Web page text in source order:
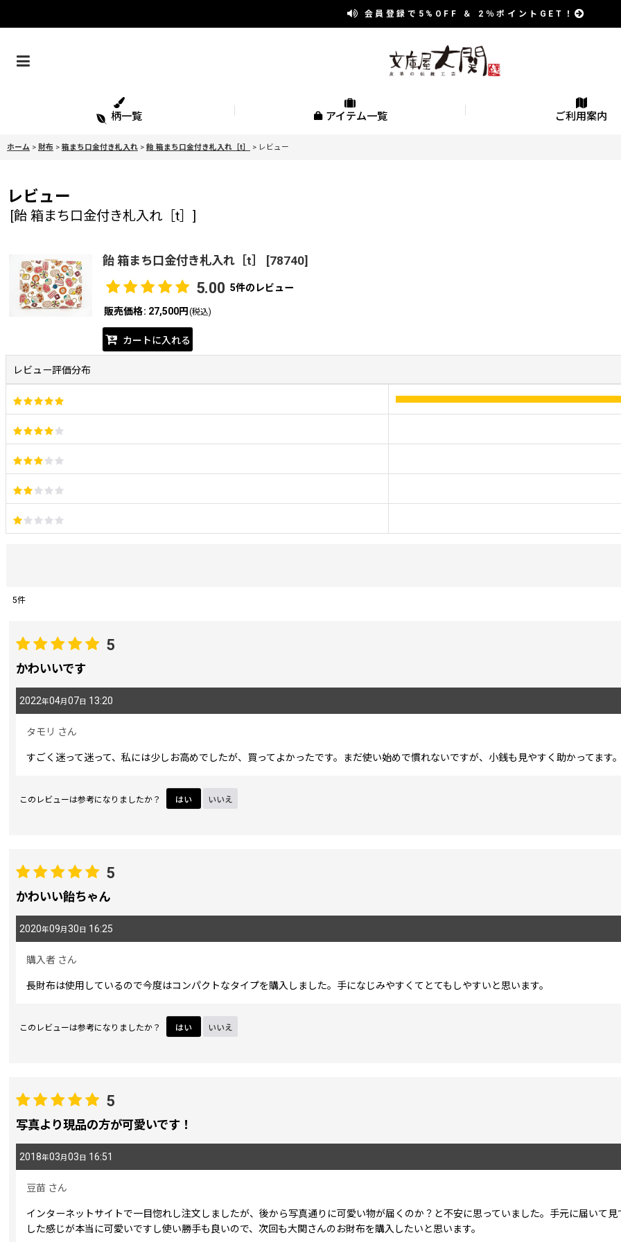
会員登録で 5%OFF ＆ 2％ポイントGET！
柄一覧 アイテム一覧 ご利用案内
ホーム > 財布 > 箱まち口金付き札入れ > 飴 箱まち口金付き札入れ［t］ > レビュー
レビュー
[飴 箱まち口金付き札入れ［t］ ]
飴 箱まち口金付き札入れ［t］ [78740]
5.00 5件のレビュー
販売価格: 27,500円 (税込)
カートに入れる
レビュー評価分布
期間 :
画像:
星の数 :
並び順
5件
5
かわいいです
2022年04月 07 日 13:20
タモリ さん
すごく迷って迷って、私には少しお高めでしたが、買ってよかったです。まだ使い始めで慣れないですが、小銭も見やすく助かってます
このレビューは参考になりましたか？ はい いいえ
5
かわいい飴ちゃん
2020年09月 30 日 16:25
購入者 さん
長財布は使用しているので今度はコンパクトなタイプを購入しました。手になじみやすくてとてもしやすいと思います。
このレビューは参考になりましたか？ はい いいえ
5
写真より現品の方が可愛いです！
2018年03月 03 日 16:51
豆苗 さん
インターネットサイトで一目惚れし注文しましたが、後から写真通りに可愛い物が届くのか？と不安に思っていました。手元に届いて
した感じが本当に可愛いですし使い勝手も良いので、次回も大関さんのお財布を購入したいと思います。